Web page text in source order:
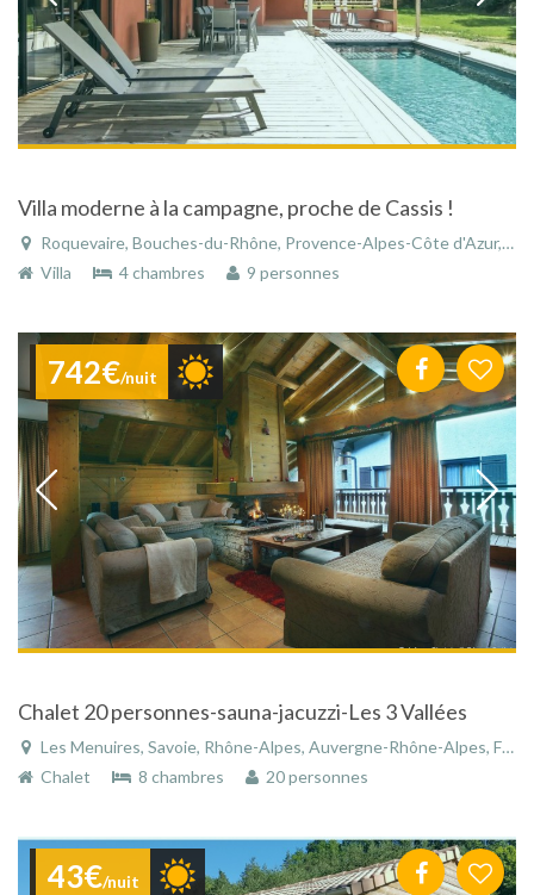
Villa moderne à la campagne, proche de Cassis !
Roquevaire, Bouches-du-Rhône, Provence-Alpes-Côte d'Azur, France
Villa
4 chambres 9 personnes
742€/nuit
Chalet 20 personnes-sauna-jacuzzi-Les 3 Vallées
Les Menuires, Savoie, Rhône-Alpes, Auvergne-Rhône-Alpes, France
Chalet
8 chambres 20 personnes
43€/nuit